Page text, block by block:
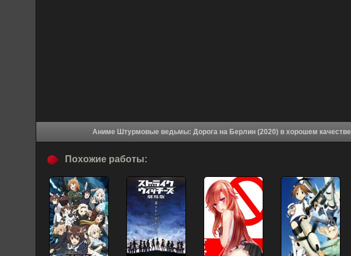
Аниме Штурмовые ведьмы: Дорога на Берлин (2020) в хорошем качестве
Похожие работы: